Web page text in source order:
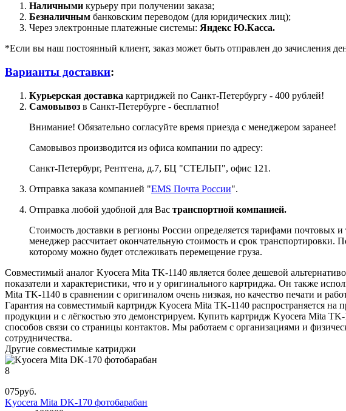
Наличными курьеру при получении заказа;
Безналичным банковским переводом (для юридических лиц);
Через электронные платежные системы: Яндекс Ю.Касса.
*Если вы наш постоянный клиент, заказ может быть отправлен до зачисления
Варианты доставки:
Курьерская доставка картриджей по Санкт-Петербургу - 400 рублей!
Самовывоз в Санкт-Петербурге - бесплатно!
Внимание! Обязательно согласуйте время приезда с менеджером заранее!
Самовывоз производится из офиса компании по адресу:
Санкт-Петербург, Рентгена, д.7, БЦ "СТЕЛЬП", офис 121.
Отправка заказа компанией "EMS Почта России".
Отправка любой удобной для Вас транспортной компанией.
Стоимость доставки в регионы России определяется тарифами почтовых
менеджер рассчитает окончательную стоимость и срок транспортировки.
которому можно будет отслеживать перемещение груза.
Совместимый аналог Kyocera Mita TK-1140 является более дешевой
показатели и характеристики, что и у оригинального картриджа. Он также
Mita TK-1140 в сравнении с оригиналом очень низкая, но качество печати и
Гарантия на совместимый картридж Kyocera Mita TK-1140 распространяется на
продукции и с лёгкостью это демонстрируем. Купить картридж Kyocera Mita
способов связи со страницы контактов. Мы работаем с организациями и
сотрудничества.
Другие совместимые катриджи
8
075руб.
Kyocera Mita DK-170 фотобарабан